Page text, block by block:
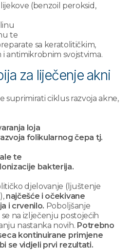
(benzoil peroksid,
te
sa keratolitičkim,
antimikrobnim svojstvima.
za liječenje akni
suprimirati ciklus razvoja akne,
loja
folikularnog čepa tj.
te
bakterija.
djelovanje (ljuštenje
najčešće i očekivane
i crvenilo. Poboljšanje
na izlječenju postojećih
nastanka novih. Potrebno
kontinuirane primjene
se vidjeli prvi rezultati.